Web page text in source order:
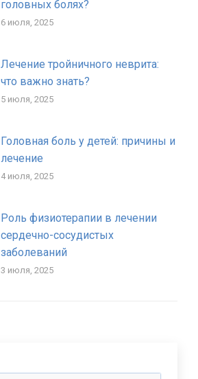
головных болях?
6 июля, 2025
Лечение тройничного неврита:
что важно знать?
5 июля, 2025
Головная боль у детей: причины и
лечение
4 июля, 2025
Роль физиотерапии в лечении
сердечно-сосудистых
заболеваний
3 июля, 2025